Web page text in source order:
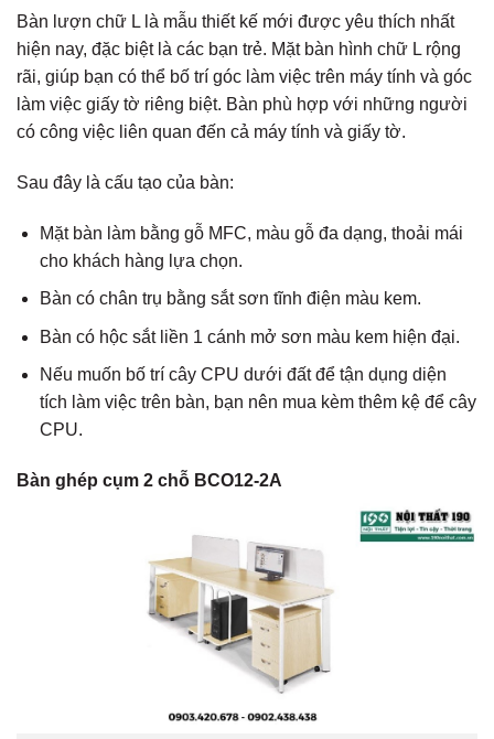
Bàn lượn chữ L là mẫu thiết kế mới được yêu thích nhất
hiện nay, đặc biệt là các bạn trẻ. Mặt bàn hình chữ L rộng
rãi, giúp bạn có thể bố trí góc làm việc trên máy tính và góc
làm việc giấy tờ riêng biệt. Bàn phù hợp với những người
có công việc liên quan đến cả máy tính và giấy tờ.
Sau đây là cấu tạo của bàn:
Mặt bàn làm bằng gỗ MFC, màu gỗ đa dạng, thoải mái
cho khách hàng lựa chọn.
Bàn có chân trụ bằng sắt sơn tĩnh điện màu kem.
Bàn có hộc sắt liền 1 cánh mở sơn màu kem hiện đại.
Nếu muốn bố trí cây CPU dưới đất để tận dụng diện
tích làm việc trên bàn, bạn nên mua kèm thêm kệ để cây
CPU.
Bàn ghép cụm 2 chỗ BCO12-2A